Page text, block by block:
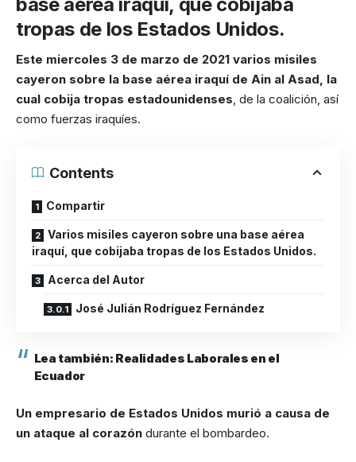
tropas de los Estados Unidos.
Este miercoles 3 de marzo de 2021 varios misiles
cayeron sobre la base aérea iraquí de Ain al Asad, la
cual cobija tropas estadounidenses, de la coalición, así
como fuerzas iraquíes.
Contents
Compartir
Varios misiles cayeron sobre una base aérea
iraquí, que cobijaba tropas de los Estados Unidos.
Acerca del Autor
José Julián Rodríguez Fernández
Lea también: Realidades Laborales en el
Ecuador
Un empresario de Estados Unidos murió a causa de
un ataque al corazón durante el bombardeo.